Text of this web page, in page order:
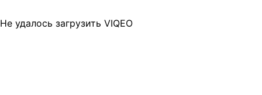
Не удалось загрузить VIQEO